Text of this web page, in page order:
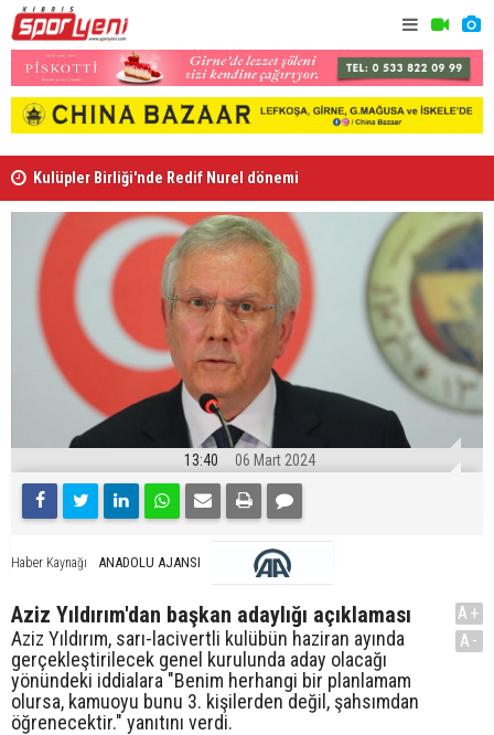
Kulüpler Birliği'nde Redif Nurel dönemi
13:40 06 Mart 2024
Haber Kaynağı ANADOLU AJANSI
Aziz Yıldırım'dan başkan adaylığı açıklaması
Aziz Yıldırım, sarı-lacivertli kulübün haziran ayında
gerçekleştirilecek genel kurulunda aday olacağı
yönündeki iddialara "Benim herhangi bir planlamam
olursa, kamuoyu bunu 3. kişilerden değil, şahsımdan
öğrenecektir." yanıtını verdi.
A+
A-